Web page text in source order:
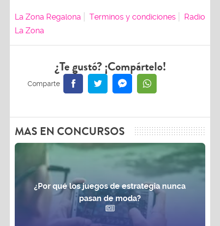
La Zona Regalona Terminos y condiciones
Radio
La Zona
¿Te gustó? ¡Compártelo!
MAS EN CONCURSOS
¿Por qué los juegos de estrategia nunca
pasan de moda?